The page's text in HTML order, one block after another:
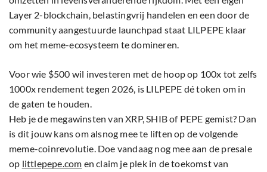
Layer 2-blockchain, belastingvrij handelen en een door de
community aangestuurde launchpad staat LILPEPE klaar
om het meme-ecosysteem te domineren.
Voor wie $500 wil investeren met de hoop op 100x tot zelfs
1000x rendement tegen 2026, is LILPEPE dé token om in
de gaten te houden.
Heb je de megawinsten van XRP, SHIB of PEPE gemist? Dan
is dit jouw kans om alsnog mee te liften op de volgende
meme-coinrevolutie. Doe vandaag nog mee aan de presale
op littlepepe.com en claim je plek in de toekomst van